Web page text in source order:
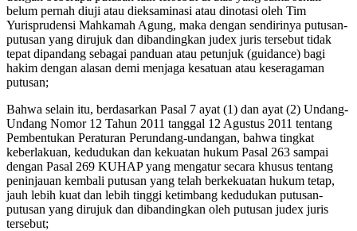
belum pernah diuji atau dieksaminasi atau dinotasi oleh Tim
Yurisprudensi Mahkamah Agung, maka dengan sendirinya putusan-
putusan yang dirujuk dan dibandingkan judex juris tersebut tidak
tepat dipandang sebagai panduan atau petunjuk (guidance) bagi
hakim dengan alasan demi menjaga kesatuan atau keseragaman
putusan;
Bahwa selain itu, berdasarkan Pasal 7 ayat (1) dan ayat (2) Undang-
Undang Nomor 12 Tahun 2011 tanggal 12 Agustus 2011 tentang
Pembentukan Peraturan Perundang-undangan, bahwa tingkat
keberlakuan, kedudukan dan kekuatan hukum Pasal 263 sampai
dengan Pasal 269 KUHAP yang mengatur secara khusus tentang
peninjauan kembali putusan yang telah berkekuatan hukum tetap,
jauh lebih kuat dan lebih tinggi ketimbang kedudukan putusan-
putusan yang dirujuk dan dibandingkan oleh putusan judex juris
tersebut;